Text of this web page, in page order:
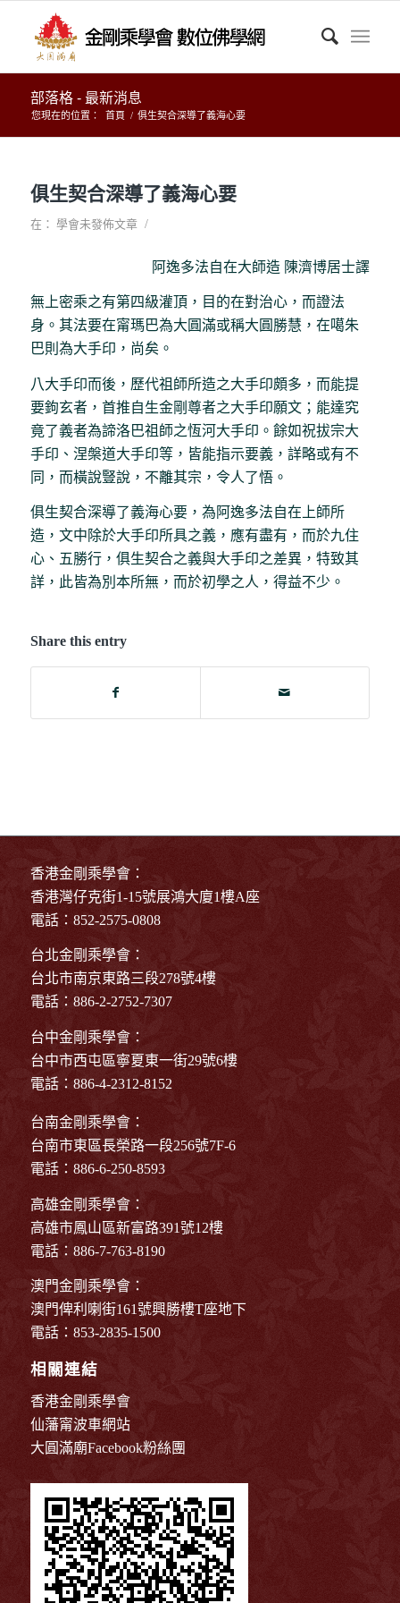
部落格 - 最新消息
您現在的位置： 首頁 / 俱生契合深導了義海心要
俱生契合深導了義海心要
在： 學會未發佈文章 /
阿逸多法自在大師造 陳濟博居士譯
無上密乘之有第四級灌頂，目的在對治心，而證法
身。其法要在甯瑪巴為大圓滿或稱大圓勝慧，在噶朱
巴則為大手印，尚矣。
八大手印而後，歷代祖師所造之大手印頗多，而能提
要鉤玄者，首推自生金剛尊者之大手印願文；能達究
竟了義者為諦洛巴祖師之恆河大手印。餘如祝拔宗大
手印、涅槃道大手印等，皆能指示要義，詳略或有不
同，而橫說豎說，不離其宗，令人了悟。
俱生契合深導了義海心要，為阿逸多法自在上師所
造，文中除於大手印所具之義，應有盡有，而於九住
心、五勝行，俱生契合之義與大手印之差異，特致其
詳，此皆為別本所無，而於初學之人，得益不少。
Share this entry
香港金剛乘學會：
香港灣仔克街1-15號展鴻大廈1樓A座
電話：852-2575-0808
台北金剛乘學會：
台北市南京東路三段278號4樓
電話：886-2-2752-7307
台中金剛乘學會：
台中市西屯區寧夏東一街29號6樓
電話：886-4-2312-8152
台南金剛乘學會：
台南市東區長榮路一段256號7F-6
電話：886-6-250-8593
高雄金剛乘學會：
高雄市鳳山區新富路391號12樓
電話：886-7-763-8190
澳門金剛乘學會：
澳門俾利喇街161號興勝樓T座地下
電話：853-2835-1500
相關連結
香港金剛乘學會
仙藩甯波車網站
大圓滿廟Facebook粉絲團